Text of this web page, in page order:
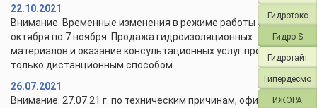
Гидротэкс
Гидро-S
Гидротайт
Гипердесмо
ИЖОРА
22.10.2021
Внимание. Временные изменения в режиме работы с 28
октября по 7 ноября. Продажа гидроизоляционных
материалов и оказание консультационных услуг проводится
только дистанционным способом.
26.07.2021
Внимание. 27.07.21 г. по техническим причинам, офис и склад